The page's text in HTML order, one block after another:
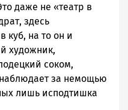
даже не «театр в
здесь
куб, на то он и
художник,
соком,
за немощью
лишь исподтишка